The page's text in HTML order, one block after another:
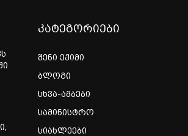
კატეგორიები
შენი ექიმი
ბლოგი
სხვა-ამბები
სამინისტრო
სიახლეები